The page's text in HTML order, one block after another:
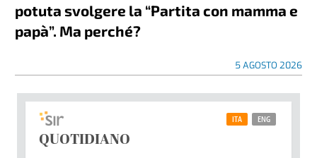
potuta svolgere la “Partita con mamma e
papà”. Ma perché?
5 AGOSTO 2026